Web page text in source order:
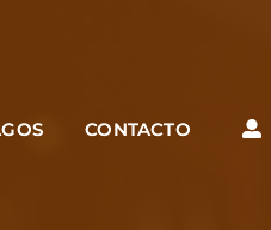
CONTACTO